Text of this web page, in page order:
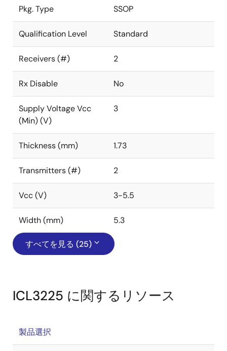
Pkg. Type SSOP
Qualification Level Standard
Receivers (#) 2
Rx Disable No
Supply Voltage Vcc
(Min) (V)
3
Thickness (mm) 1.73
Transmitters (#) 2
Vcc (V) 3-5.5
Width (mm) 5.3
すべてを見る (25)
ICL3225 に関するリソース
製品選択